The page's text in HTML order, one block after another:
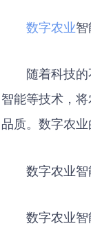
数字农业
随着科技
智能等技术，
品质。数字农
数字农业
数字农业